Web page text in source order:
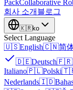
PackCollaborative
회사 소개 블로그
🇰🇷ko
Select Language
🇺🇸English🇨🇳简
🇩🇪Deutsch🇫🇷
Italiano🇵🇱Polski
Nederlands🇮🇩